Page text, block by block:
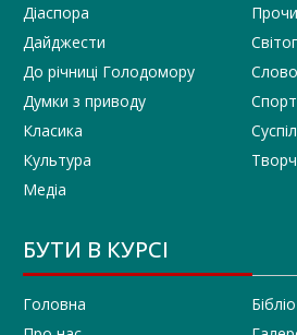
Діаспора
Дайджести
До річниці Голодомору
Думки з приводу
Класика
Культура
Медіа
Спорт
БУТИ В КУРСІ
Головна